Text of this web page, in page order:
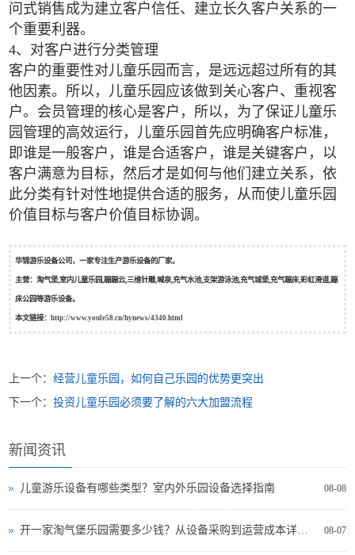
问式销售成为建立客户信任、建立长久客户关系的一
个重要利器。
4、对客户进行分类管理
客户的重要性对儿童乐园而言，是远远超过所有的其
他因素。所以，儿童乐园应该做到关心客户、重视客
户。会员管理的核心是客户，所以，为了保证儿童乐
园管理的高效运行，儿童乐园首先应明确客户标准，
即谁是一般客户，谁是合适客户，谁是关键客户，以
客户满意为目标，然后才是如何与他们建立关系，依
此分类有针对性地提供合适的服务，从而使儿童乐园
价值目标与客户价值目标协调。
华锦游乐设备公司，一家专注生产游乐设备的厂家。
主营：淘气堡,室内儿童乐园,蹦蹦云,三维针雕,喊泉,充气水池,支架游泳池,充气城堡,充气蹦床,彩虹滑道,蹦
床公园等游乐设备。
本文链接：http://www.youle58.cn/hynews/4340.html
上一个：经营儿童乐园，如何自己乐园的优势更突出
下一个：投资儿童乐园必须要了解的六大加盟流程
新闻资讯
08-08
儿童游乐设备有哪些类型？室内外乐园设备选择指南
08-07
开一家淘气堡乐园需要多少钱？从设备采购到运营成本详细分析